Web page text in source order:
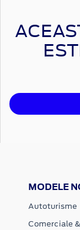
MODELE
Autoturisme
Comerciale